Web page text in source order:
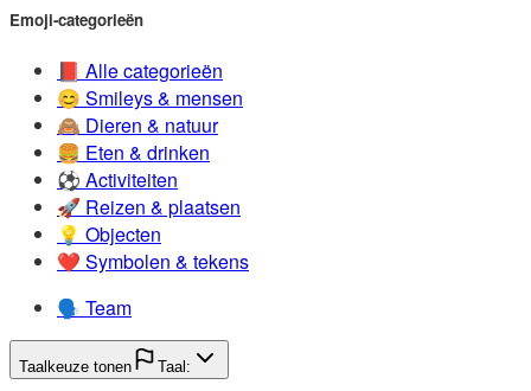
Emoji-categorieën
📕️ Alle categorieën
😊️ Smileys & mensen
🙈️ Dieren & natuur
🍔️ Eten & drinken
⚽️ Activiteiten
🚀️ Reizen & plaatsen
💡️ Objecten
❤️ Symbolen & tekens
🗣️ Team
Taalkeuze tonen Taal: